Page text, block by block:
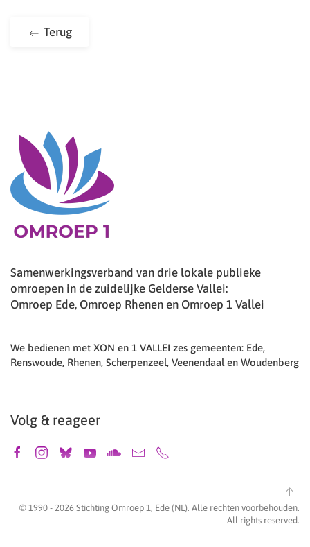
Terug
Samenwerkingsverband van drie lokale publieke
omroepen in de zuidelijke Gelderse Vallei:
Omroep Ede, Omroep Rhenen en Omroep 1 Vallei
We bedienen met XON en 1 VALLEI zes gemeenten: Ede,
Renswoude, Rhenen, Scherpenzeel, Veenendaal en Woudenberg
Volg & reageer
© 1990 - 2026 Stichting Omroep 1, Ede (NL). Alle rechten voorbehouden.
All rights reserved.